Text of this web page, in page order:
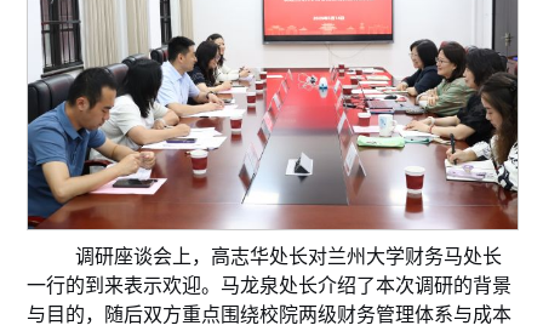
调研座谈会上，高志华处长对兰州大学财务马处长
一行的到来表示欢迎。马龙泉处长介绍了本次调研的背景
与目的，随后双方重点围绕校院两级财务管理体系与成本